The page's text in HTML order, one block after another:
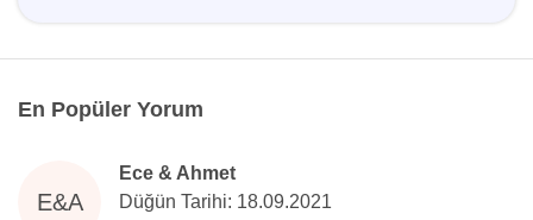
En Popüler Yorum
E&A
Ece & Ahmet
Düğün Tarihi: 18.09.2021